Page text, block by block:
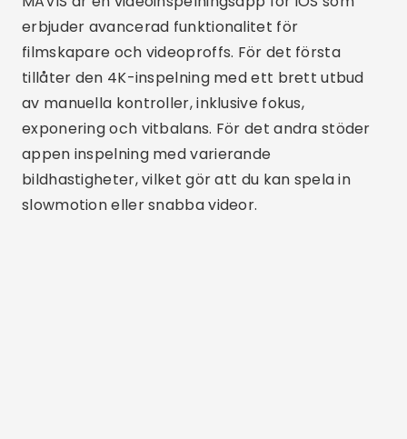
Viktiga funktioner i
videoinspelningsapplikationer
När du väljer en app för att spela in videor är det
viktigt att överväga några viktiga funktioner. För
det första kan möjligheten att manuellt styra
exponering, fokus och vitbalans göra en enorm